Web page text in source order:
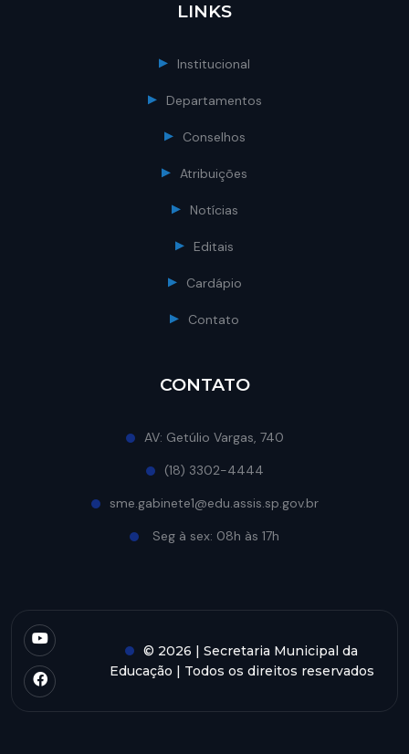
LINKS
Institucional
Departamentos
Conselhos
Atribuições
Notícias
Editais
Cardápio
Contato
CONTATO
AV: Getúlio Vargas, 740
(18) 3302-4444
sme.gabinete1@edu.assis.sp.gov.br
Seg à sex: 08h às 17h
© 2026 | Secretaria Municipal da
Educação | Todos os direitos reservados